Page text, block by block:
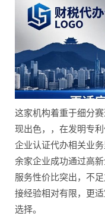
这家机构着重于细分
现出色，，在发明专
企业认证代办相关业
余家企业成功通过高
服务性价比突出，不
接经验相对有限，更
选择。